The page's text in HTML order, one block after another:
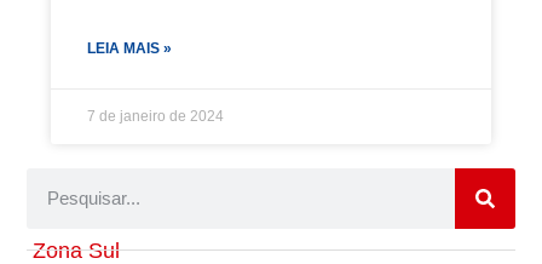
LEIA MAIS »
7 de janeiro de 2024
Zona Sul